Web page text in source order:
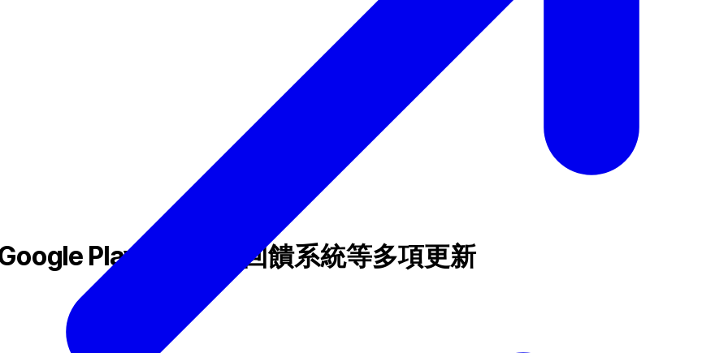
Play、使用者回饋系統等多項更新